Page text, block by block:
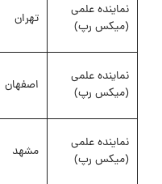
نماینده علمی
(میکس رپ)
تهران
نماینده علمی
(میکس رپ)
اصفهان
نماینده علمی
(میکس رپ)
مشهد